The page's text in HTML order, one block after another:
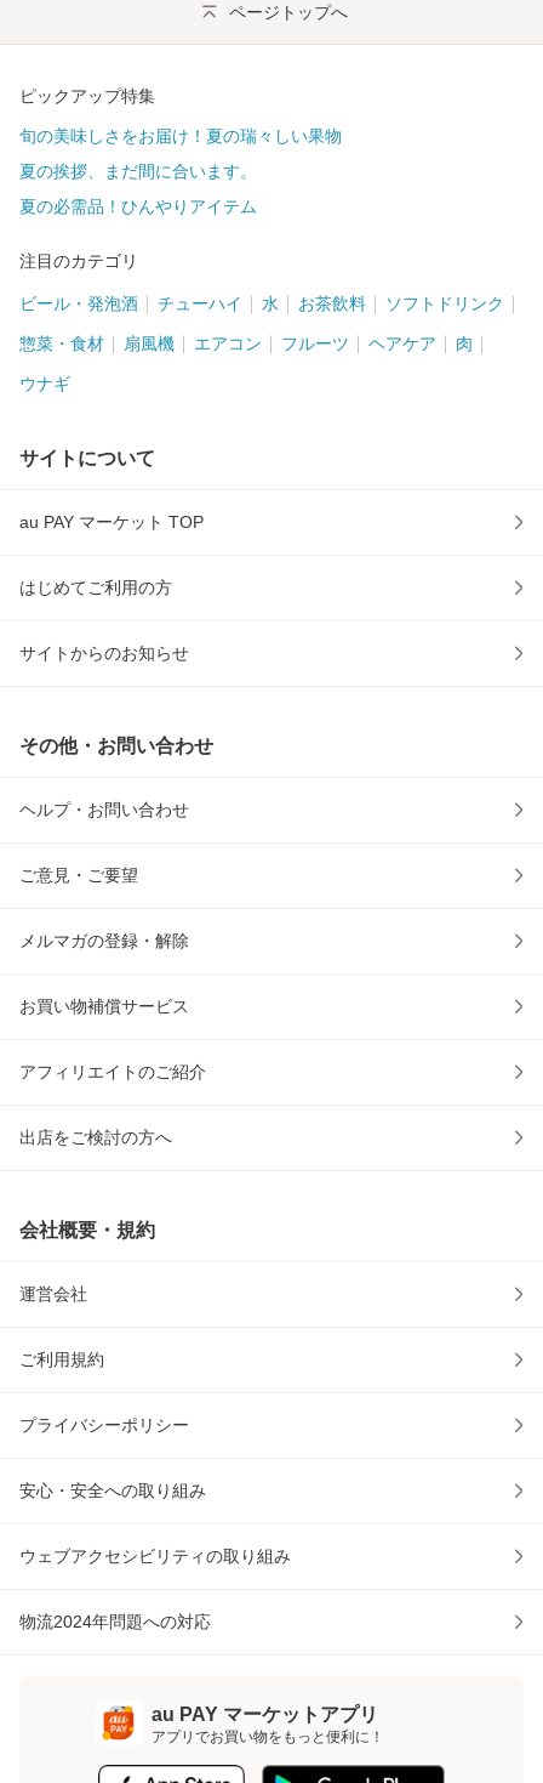
ページトップへ
ピックアップ特集
旬の美味しさをお届け！夏の瑞々しい果物
夏の挨拶、まだ間に合います。
夏の必需品！ひんやりアイテム
注目のカテゴリ
ビール・発泡酒 チューハイ 水 お茶飲料 ソフトドリンク
惣菜・食材 扇風機 エアコン フルーツ ヘアケア 肉
ウナギ
サイトについて
au PAY マーケット TOP
はじめてご利用の方
サイトからのお知らせ
その他・お問い合わせ
ヘルプ・お問い合わせ
ご意見・ご要望
メルマガの登録・解除
お買い物補償サービス
アフィリエイトのご紹介
出店をご検討の方へ
会社概要・規約
運営会社
ご利用規約
プライバシーポリシー
安心・安全への取り組み
ウェブアクセシビリティの取り組み
物流2024年問題への対応
au PAY マーケットアプリ
アプリでお買い物をもっと便利に！